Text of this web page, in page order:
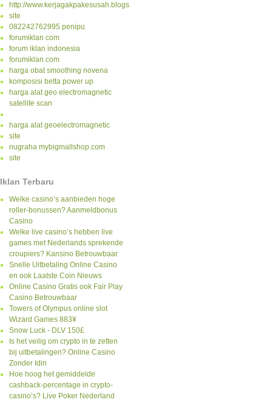
http://www.kerjagakpakesusah.blogspot.com/
site
082242762995 penipu
forumiklan com
forum iklan indonesia
forumiklan.com
harga obat smoothing novena
komposisi betta power up
harga alat geo electromagnetic
satellite scan
harga alat geoelectromagnetic
site
nugraha mybigmallshop.com
site
Iklan Terbaru
Welke casino’s aanbieden hoge
roller-bonussen? Aanmeldbonus
Casino
Welke live casino’s hebben live
games met Nederlands sprekende
croupiers? Kansino Betrouwbaar
Snelle Uitbetaling Online Casino
en ook Laatste Coin Nieuws
Online Casino Gratis ook Fair Play
Casino Betrouwbaar
Towers of Olympus online slot
Wizard Games 883¥
Snow Luck - DLV 150£
Is het veilig om crypto in te zetten
bij uitbetalingen? Online Casino
Zonder Idin
Hoe hoog het gemiddelde
cashback-percentage in crypto-
casino’s? Live Poker Nederland